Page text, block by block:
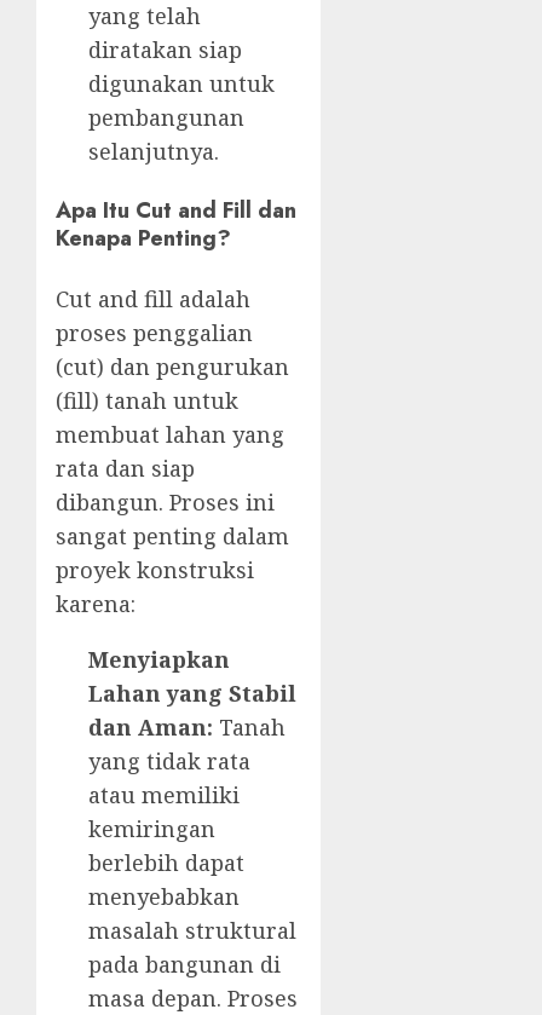
yang telah
diratakan siap
digunakan untuk
pembangunan
selanjutnya.
Apa Itu Cut and Fill dan
Kenapa Penting?
Cut and fill adalah
proses penggalian
(cut) dan pengurukan
(fill) tanah untuk
membuat lahan yang
rata dan siap
dibangun. Proses ini
sangat penting dalam
proyek konstruksi
karena:
Menyiapkan
Lahan yang Stabil
dan Aman: Tanah
yang tidak rata
atau memiliki
kemiringan
berlebih dapat
menyebabkan
masalah struktural
pada bangunan di
masa depan. Proses